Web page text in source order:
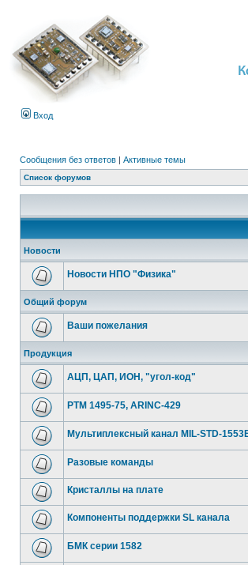
Вход
Сообщения без ответов | Активные темы
Список форумов
Новости
Новости НПО "Физика"
Общий форум
Ваши пожелания
Продукция
АЦП, ЦАП, ИОН, "угол-код"
РТМ 1495-75, ARINC-429
Мультиплексный канал MIL-STD-
Разовые команды
Кристаллы на плате
Компоненты поддержки SL канала
БМК серии 1582